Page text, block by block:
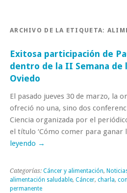
ARCHIVO DE LA ETIQUETA:
Exitosa participación de
dentro de la II Semana de
Oviedo
El pasado jueves 30 de marzo, la
ofreció no una, sino dos
Ciencia organizada por el
el título ‘Cómo comer para ganar
leyendo →
Categorías: Cáncer y alimentación,
alimentación saludable, Cáncer, charla,
permanente